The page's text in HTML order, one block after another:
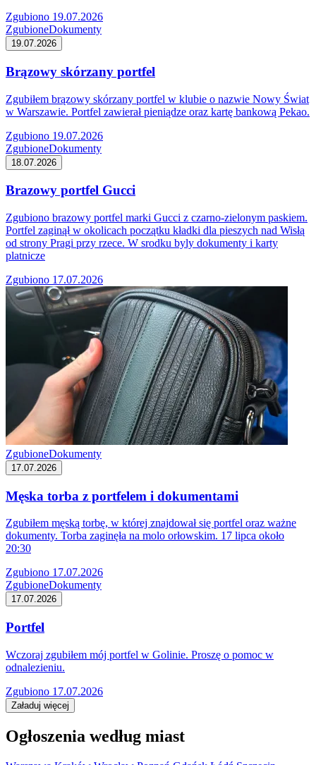
Zgubiono 19.07.2026
ZgubioneDokumenty
19.07.2026
Brązowy skórzany portfel
Zgubiłem brązowy skórzany portfel w klubie o nazwie Nowy Świat
w Warszawie. Portfel zawierał pieniądze oraz kartę bankową Pekao.
Zgubiono 19.07.2026
ZgubioneDokumenty
18.07.2026
Brazowy portfel Gucci
Zgubiono brazowy portfel marki Gucci z czarno-zielonym paskiem.
Portfel zaginął w okolicach początku kładki dla pieszych nad Wisłą
od strony Pragi przy rzece. W srodku byly dokumenty i karty
platnicze
Zgubiono 17.07.2026
ZgubioneDokumenty
17.07.2026
Męska torba z portfelem i dokumentami
Zgubiłem męską torbę, w której znajdował się portfel oraz ważne
dokumenty. Torba zaginęła na molo orłowskim. 17 lipca około
20:30
Zgubiono 17.07.2026
ZgubioneDokumenty
17.07.2026
Portfel
Wczoraj zgubiłem mój portfel w Golinie. Proszę o pomoc w
odnalezieniu.
Zgubiono 17.07.2026
Załaduj więcej
Ogłoszenia według miast